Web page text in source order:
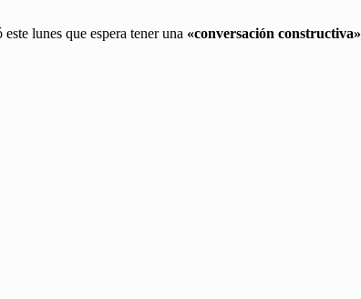
este lunes que espera tener una «conversación constructiva»